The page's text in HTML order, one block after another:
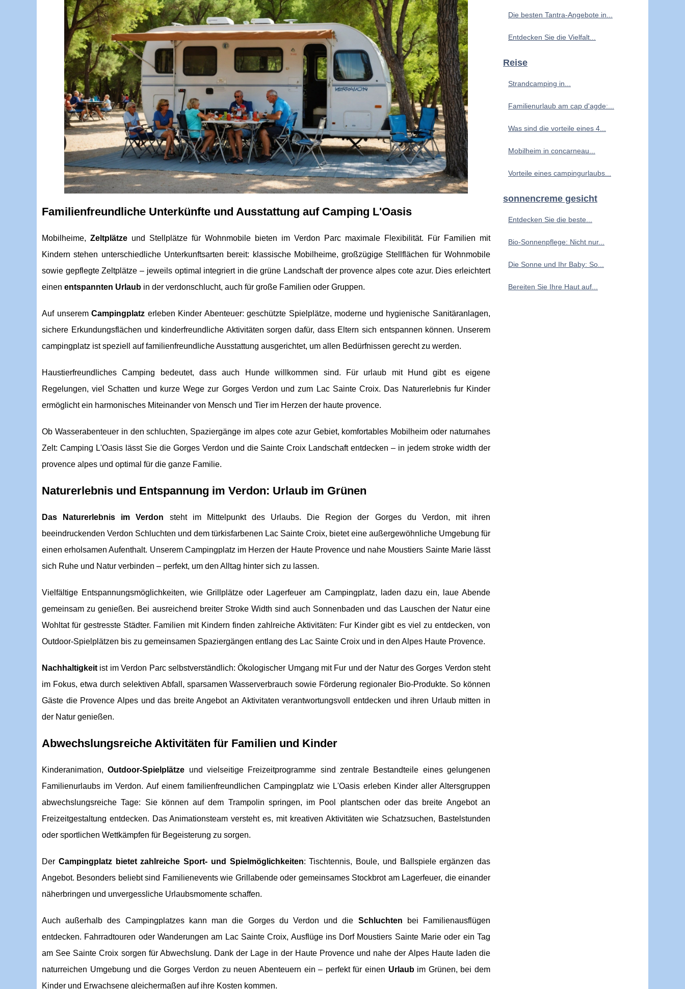
Familienfreundliche Unterkünfte und Ausstattung auf Camping L'Oasis
Mobilheime, Zeltplätze und Stellplätze für Wohnmobile bieten im Verdon Parc maximale Flexibilität. Für Familien mit
Kindern stehen unterschiedliche Unterkunftsarten bereit: klassische Mobilheime, großzügige Stellflächen für Wohnmobile
sowie gepflegte Zeltplätze – jeweils optimal integriert in die grüne Landschaft der provence alpes cote azur. Dies erleichtert
einen entspannten Urlaub in der verdonschlucht, auch für große Familien oder Gruppen.
Auf unseremCampingplatz erleben Kinder Abenteuer: geschützte Spielplätze, moderne und hygienische Sanitäranlagen,
sichere Erkundungsflächen und kinderfreundliche Aktivitäten sorgen dafür, dass Eltern sich entspannen können. Unserem
campingplatz ist speziell auf familienfreundliche Ausstattung ausgerichtet, um allen Bedürfnissen gerecht zu werden.
Haustierfreundliches Camping bedeutet, dass auch Hunde willkommen sind. Für urlaub mit Hund gibt es eigene
Regelungen, viel Schatten und kurze Wege zur Gorges Verdon und zum Lac Sainte Croix. Das Naturerlebnis fur Kinder
ermöglicht ein harmonisches Miteinander von Mensch und Tier im Herzen der haute provence.
Ob Wasserabenteuer in den schluchten, Spaziergänge im alpes cote azur Gebiet, komfortables Mobilheim oder naturnahes
Zelt: Camping L'Oasis lässt Sie die Gorges Verdon und die Sainte Croix Landschaft entdecken – in jedem stroke width der
provence alpes und optimal für die ganze Familie.
Naturerlebnis und Entspannung im Verdon: Urlaub im Grünen
Das Naturerlebnis im Verdon steht im Mittelpunkt des Urlaubs. Die Region der Gorges du Verdon, mit ihren
beeindruckenden Verdon Schluchten und dem türkisfarbenen Lac Sainte Croix, bietet eine außergewöhnliche Umgebung für
einen erholsamen Aufenthalt. Unserem Campingplatz im Herzen der Haute Provence und nahe Moustiers Sainte Marie lässt
sich Ruhe und Natur verbinden – perfekt, um den Alltag hinter sich zu lassen.
Vielfältige Entspannungsmöglichkeiten, wie Grillplätze oder Lagerfeuer am Campingplatz, laden dazu ein, laue Abende
gemeinsam zu genießen. Bei ausreichend breiter Stroke Width sind auch Sonnenbaden und das Lauschen der Natur eine
Wohltat für gestresste Städter. Familien mit Kindern finden zahlreiche Aktivitäten: Fur Kinder gibt es viel zu entdecken, von
Outdoor-Spielplätzen bis zu gemeinsamen Spaziergängen entlang des Lac Sainte Croix und in den Alpes Haute Provence.
Nachhaltigkeit ist im Verdon Parc selbstverständlich: Ökologischer Umgang mit Fur und der Natur des Gorges Verdon steht
im Fokus, etwa durch selektiven Abfall, sparsamen Wasserverbrauch sowie Förderung regionaler Bio-Produkte. So können
Gäste die Provence Alpes und das breite Angebot an Aktivitaten verantwortungsvoll entdecken und ihren Urlaub mitten in
der Natur genießen.
Abwechslungsreiche Aktivitäten für Familien und Kinder
Kinderanimation,Outdoor-Spielplätze und vielseitige Freizeitprogramme sind zentrale Bestandteile eines gelungenen
Familienurlaubs im Verdon. Auf einem familienfreundlichen Campingplatz wie L'Oasis erleben Kinder aller Altersgruppen
abwechslungsreiche Tage: Sie können auf dem Trampolin springen, im Pool plantschen oder das breite Angebot an
Freizeitgestaltung entdecken. Das Animationsteam versteht es, mit kreativen Aktivitäten wie Schatzsuchen, Bastelstunden
oder sportlichen Wettkämpfen für Begeisterung zu sorgen.
Der Campingplatz bietet zahlreiche Sport- und Spielmöglichkeiten: Tischtennis, Boule, und Ballspiele ergänzen das
Angebot. Besonders beliebt sind Familienevents wie Grillabende oder gemeinsames Stockbrot am Lagerfeuer, die einander
näherbringen und unvergessliche Urlaubsmomente schaffen.
Auch außerhalb des Campingplatzes kann man die Gorges du Verdon und die Schluchten bei Familienausflügen
entdecken. Fahrradtouren oder Wanderungen am Lac Sainte Croix, Ausflüge ins Dorf Moustiers Sainte Marie oder ein Tag
am See Sainte Croix sorgen für Abwechslung. Dank der Lage in der Haute Provence und nahe der Alpes Haute laden die
naturreichen Umgebung und die Gorges Verdon zu neuen Abenteuern ein – perfekt für einen Urlaubim Grünen, bei dem
Kinder und Erwachsene gleichermaßen auf ihre Kosten kommen.
Die besten Tantra-Angebote in...
Entdecken Sie die Vielfalt...
Reise
Strandcamping in...
Familienurlaub am cap d'agde:...
Was sind die vorteile eines 4...
Mobilheim in concarneau...
Vorteile eines campingurlaubs...
sonnencreme gesicht
Entdecken Sie die beste...
Bio-Sonnenpflege: Nicht nur...
Die Sonne und Ihr Baby: So...
Bereiten Sie Ihre Haut auf...